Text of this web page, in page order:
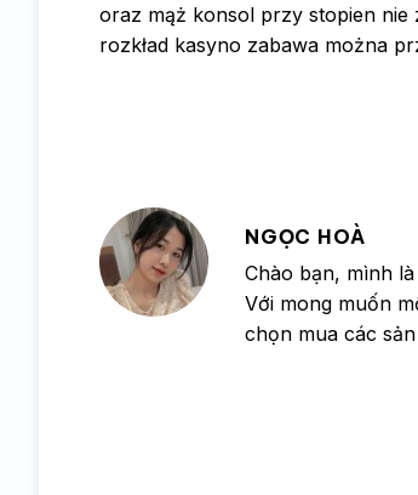
oraz mąż konsol przy stopien nie
rozkład kasyno zabawa można
NGỌC HOÀ
Chào bạn, mình
Với mong muốn
chọn mua các